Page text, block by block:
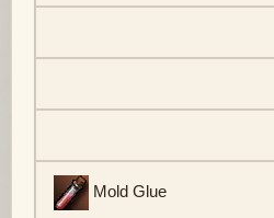
Mold Glue